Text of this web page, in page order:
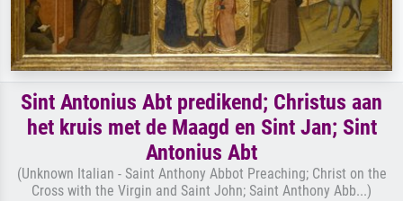
Sint Antonius Abt predikend; Christus aan
het kruis met de Maagd en Sint Jan; Sint
Antonius Abt
(Unknown Italian - Saint Anthony Abbot Preaching; Christ on the
Cross with the Virgin and Saint John; Saint Anthony Abb...)